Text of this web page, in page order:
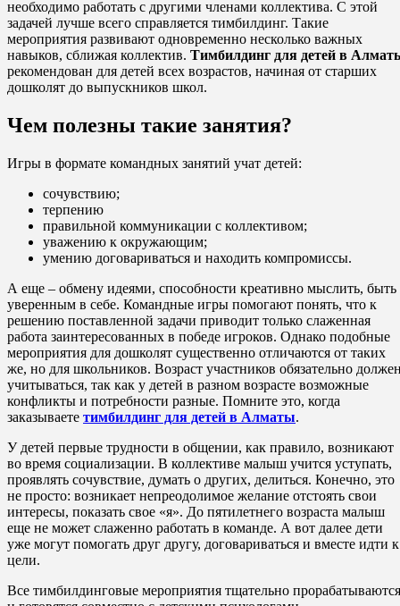
необходимо работать с другими членами коллектива. С этой
задачей лучше всего справляется тимбилдинг. Такие
мероприятия развивают одновременно несколько важных
навыков, сближая коллектив. Тимбилдинг для детей в
рекомендован для детей всех возрастов, начиная от старших
дошколят до выпускников школ.
Чем полезны такие занятия?
Игры в формате командных занятий учат детей:
сочувствию;
терпению
правильной коммуникации с коллективом;
уважению к окружающим;
умению договариваться и находить компромиссы.
А еще – обмену идеями, способности креативно мыслить, быть
уверенным в себе. Командные игры помогают понять, что к
решению поставленной задачи приводит только слаженная
работа заинтересованных в победе игроков. Однако подобные
мероприятия для дошколят существенно отличаются от таких
же, но для школьников. Возраст участников обязательно
учитываться, так как у детей в разном возрасте возможные
конфликты и потребности разные. Помните это, когда
заказываете тимбилдинг для детей в Алматы.
У детей первые трудности в общении, как правило, возникают
во время социализации. В коллективе малыш учится уступать,
проявлять сочувствие, думать о других, делиться. Конечно, это
не просто: возникает непреодолимое желание отстоять свои
интересы, показать свое «я». До пятилетнего возраста малыш
еще не может слаженно работать в команде. А вот далее дети
уже могут помогать друг другу, договариваться и вместе идти к
цели.
Все тимбилдинговые мероприятия тщательно прорабатываются